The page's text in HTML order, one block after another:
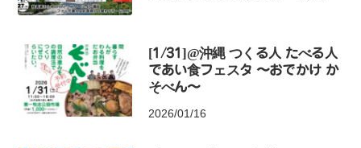
[1/31]@沖縄 つくる人 たべる人
であい食フェスタ 〜おでかけ か
そべん〜
2026/01/16